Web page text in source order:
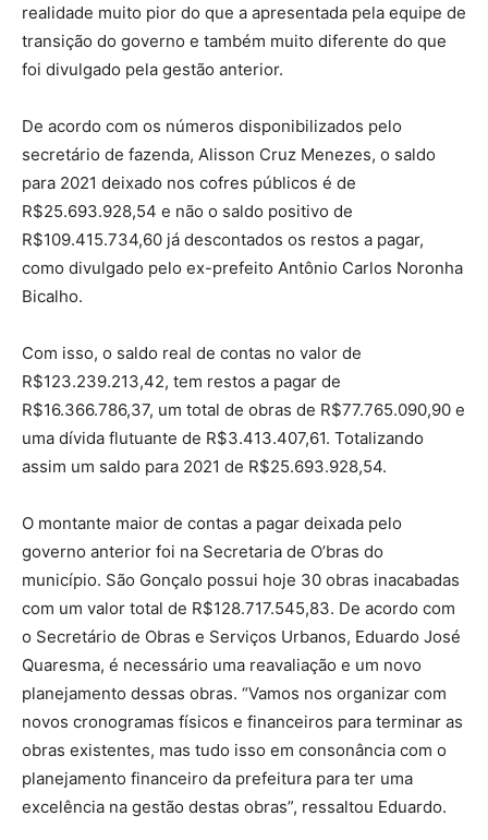
realidade muito pior do que a apresentada pela equipe de
transição do governo e também muito diferente do que
foi divulgado pela gestão anterior.
De acordo com os números disponibilizados pelo
secretário de fazenda, Alisson Cruz Menezes, o saldo
para 2021 deixado nos cofres públicos é de
R$25.693.928,54 e não o saldo positivo de
R$109.415.734,60 já descontados os restos a pagar,
como divulgado pelo ex-prefeito Antônio Carlos Noronha
Bicalho.
Com isso, o saldo real de contas no valor de
R$123.239.213,42, tem restos a pagar de
R$16.366.786,37, um total de obras de R$77.765.090,90 e
uma dívida flutuante de R$3.413.407,61. Totalizando
assim um saldo para 2021 de R$25.693.928,54.
O montante maior de contas a pagar deixada pelo
governo anterior foi na Secretaria de O’bras do
município. São Gonçalo possui hoje 30 obras inacabadas
com um valor total de R$128.717.545,83. De acordo com
o Secretário de Obras e Serviços Urbanos, Eduardo José
Quaresma, é necessário uma reavaliação e um novo
planejamento dessas obras. “Vamos nos organizar com
novos cronogramas físicos e financeiros para terminar as
obras existentes, mas tudo isso em consonância com o
planejamento financeiro da prefeitura para ter uma
excelência na gestão destas obras”, ressaltou Eduardo.